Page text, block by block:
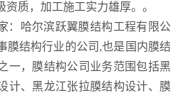
质，加工施工实力雄厚。。
：哈尔滨跃翼膜结构工程有限公
膜结构行业的公司,也是国内膜结
一，膜结构公司业务范围包括黑
计、黑龙江张拉膜结构设计、膜